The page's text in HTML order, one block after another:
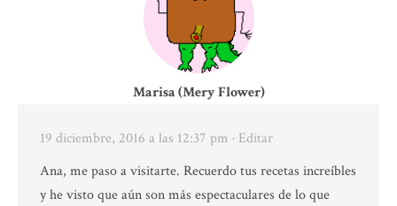
Marisa (Mery Flower)
19 diciembre, 2016 a las 12:37 pm · Editar
Ana, me paso a visitarte. Recuerdo tus recetas increíbles
y he visto que aún son más espectaculares de lo que